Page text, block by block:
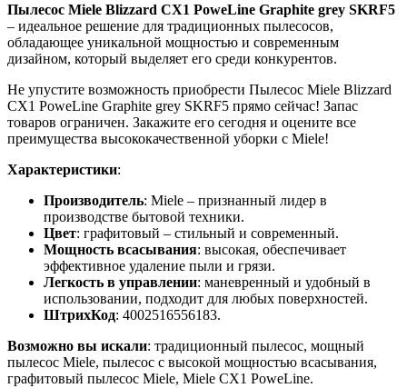
Пылесос Miele Blizzard CX1 PoweLine Graphite grey SKRF5
– идеальное решение для традиционных пылесосов,
обладающее уникальной мощностью и современным
дизайном, который выделяет его среди конкурентов.
Не упустите возможность приобрести Пылесос Miele Blizzard
CX1 PoweLine Graphite grey SKRF5 прямо сейчас! Запас
товаров ограничен. Закажите его сегодня и оцените все
преимущества высококачественной уборки с Miele!
Характеристики:
Производитель: Miele – признанный лидер в
производстве бытовой техники.
Цвет: графитовый – стильный и современный.
Мощность всасывания: высокая, обеспечивает
эффективное удаление пыли и грязи.
Легкость в управлении: маневренный и удобный в
использовании, подходит для любых поверхностей.
ШтрихКод: 4002516556183.
Возможно вы искали: традиционный пылесос, мощный
пылесос Miele, пылесос с высокой мощностью всасывания,
графитовый пылесос Miele, Miele CX1 PoweLine.